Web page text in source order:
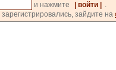
и нажмите
| войти |
.
зайдите на